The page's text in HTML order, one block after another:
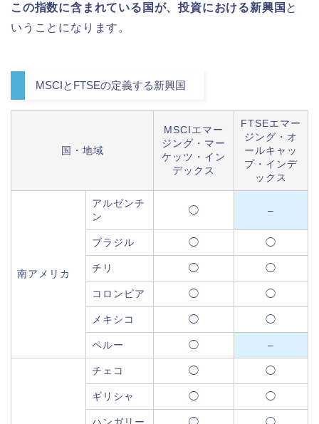
この指数に含まれている国が、投資における新興国 と
いうことになります。
MSCIとFTSEの定義する新興国
国・地域
MSCIエマー
ジング・マー
ケッツ・イン
デックス
FTSEエマー
ジング・オ
ールキャッ
プ・インデ
ックス
南アメリカ
アルゼンチ
ン
◯ –
ブラジル ◯ ◯
チリ ◯ ◯
コロンビア ◯ ◯
メキシコ ◯ ◯
ペルー ◯ –
チェコ ◯ ◯
ギリシャ ◯ ◯
ハンガリー ◯ ◯